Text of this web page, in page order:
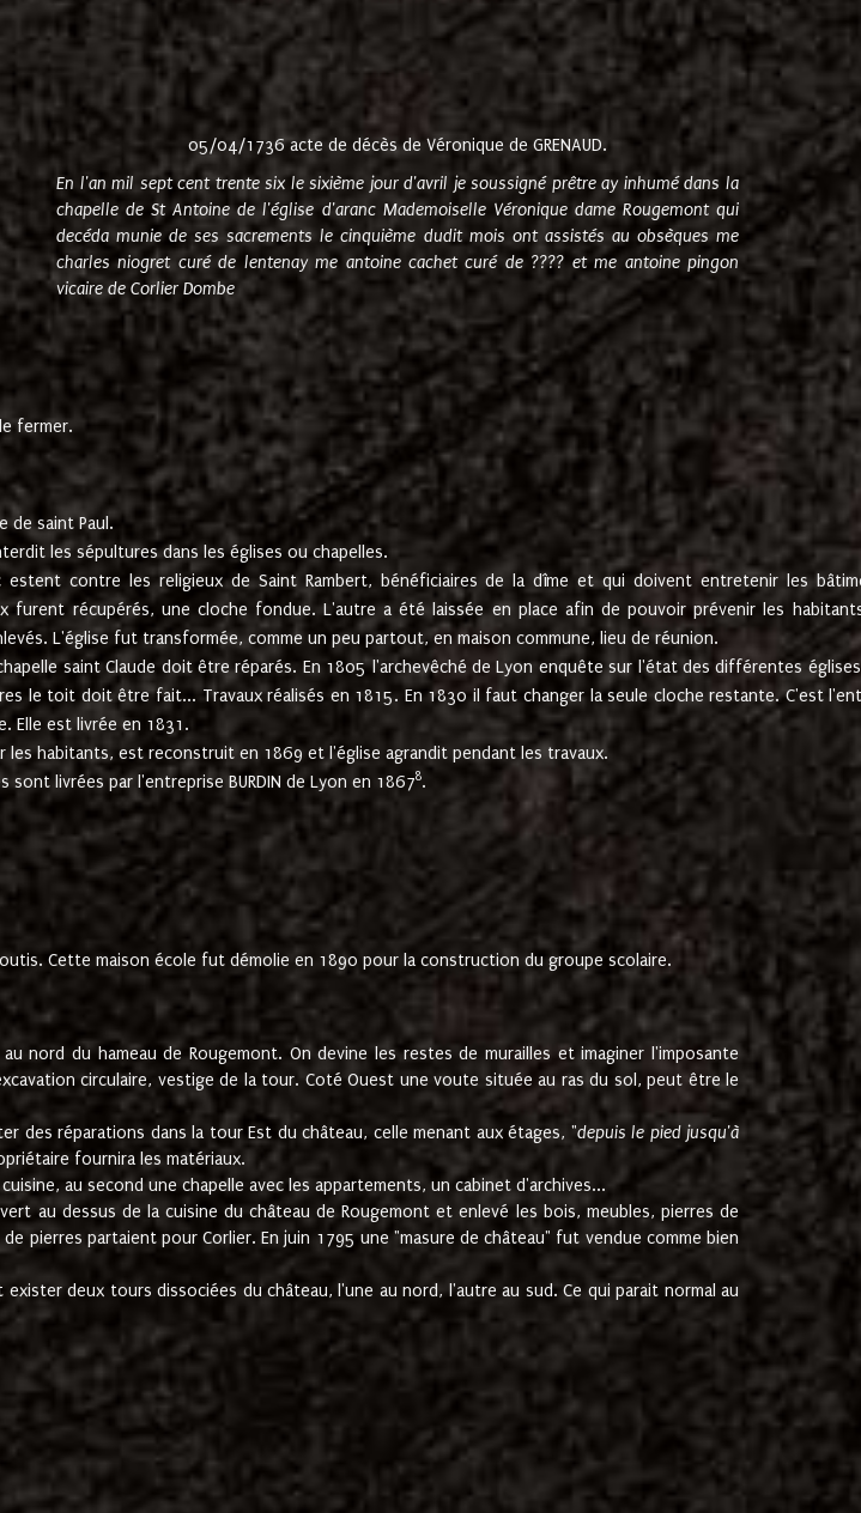
05/04/1736 acte de décès de Véronique de GRENAUD.
En l'an mil sept cent trente six le sixième jour d'avril je soussigné prêtre ay inhumé dans la
chapelle de St Antoine de l'église d'aranc Mademoiselle Véronique dame Rougemont qui
decéda munie de ses sacrements le cinquième dudit mois ont assistés au obsèques me
charles niogret curé de lentenay me antoine cachet curé de ???? et me antoine pingon
vicaire de Corlier Dombe
fermer.
de saint Paul.
les sépultures dans les églises ou chapelles.
estent contre les religieux de Saint Rambert, bénéficiaires de la dîme et qui doivent entretenir les
furent récupérés, une cloche fondue. L'autre a été laissée en place afin de pouvoir prévenir les
L'église fut transformée, comme un peu partout, en maison commune, lieu de réunion.
saint Claude doit être réparés. En 1805 l'archevêché de Lyon enquête sur l'état des différentes
le toit doit être fait... Travaux réalisés en 1815. En 1830 il faut changer la seule cloche restante. C'est
Elle est livrée en 1831.
les habitants, est reconstruit en 1869 et l'église agrandit pendant les travaux.
sont livrées par l'entreprise BURDIN de Lyon en 18678.
Cette maison école fut démolie en 1890 pour la construction du groupe scolaire.
nord du hameau de Rougemont. On devine les restes de murailles et imaginer l'imposante
circulaire, vestige de la tour. Coté Ouest une voute située au ras du sol, peut être le
des réparations dans la tour Est du château, celle menant aux étages, "depuis le pied jusqu'à
fournira les matériaux.
au second une chapelle avec les appartements, un cabinet d'archives...
au dessus de la cuisine du château de Rougemont et enlevé les bois, meubles, pierres de
partaient pour Corlier. En juin 1795 une "masure de château" fut vendue comme bien
deux tours dissociées du château, l'une au nord, l'autre au sud. Ce qui parait normal au